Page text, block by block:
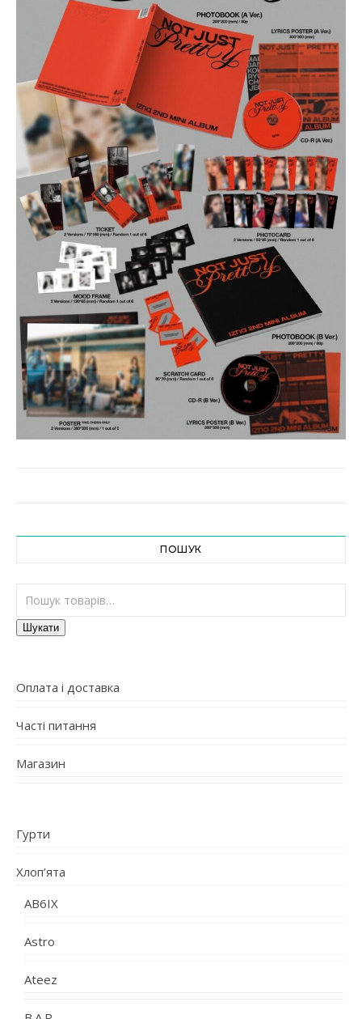
ПОШУК
Шукати
Оплата і доставка
Часті питання
Магазин
Гурти
Хлоп’ята
AB6IX
Astro
Ateez